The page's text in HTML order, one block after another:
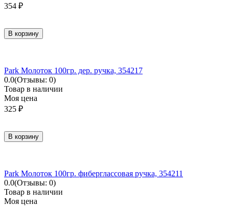
354 ₽
В корзину
Park Молоток 100гр. дер. ручка, 354217
0.0(Отзывы: 0)
Товар в наличии
Моя цена
325 ₽
В корзину
Park Молоток 100гр. фиберглассовая ручка, 354211
0.0(Отзывы: 0)
Товар в наличии
Моя цена